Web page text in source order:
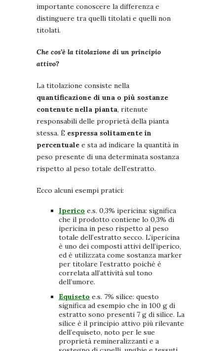
importante conoscere la differenza e
distinguere tra quelli titolati e quelli non
titolati.
Che cos’è la titolazione di un principio
attivo?
La titolazione consiste nella
quantificazione di una o più sostanze
contenute nella pianta, ritenute
responsabili delle proprietà della pianta
stessa. È espressa solitamente in
percentuale e sta ad indicare la quantità in
peso presente di una determinata sostanza
rispetto al peso totale dell’estratto.
Ecco alcuni esempi pratici:
Iperico e.s. 0,3% ipericina: significa
che il prodotto contiene lo 0,3% di
ipericina in peso rispetto al peso
totale dell’estratto secco. L’ipericina
è uno dei composti attivi dell’iperico,
ed è utilizzata come sostanza marker
per titolare l’estratto poiché è
correlata all’attività sul tono
dell’umore.
Equiseto e.s. 7% silice: questo
significa ad esempio che in 100 g di
estratto sono presenti 7 g di silice. La
silice è il principio attivo più rilevante
dell’equiseto, noto per le sue
proprietà remineralizzanti e a